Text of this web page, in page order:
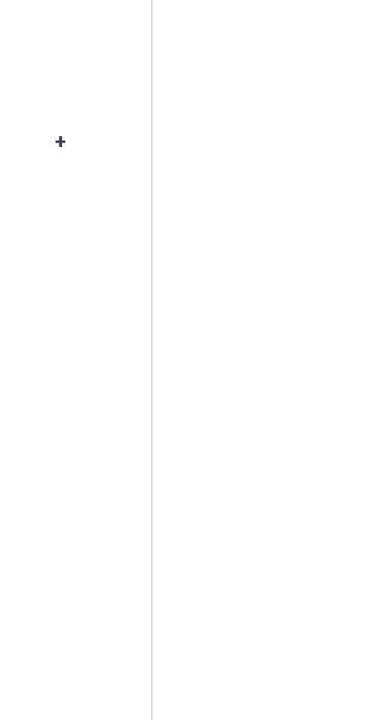
+